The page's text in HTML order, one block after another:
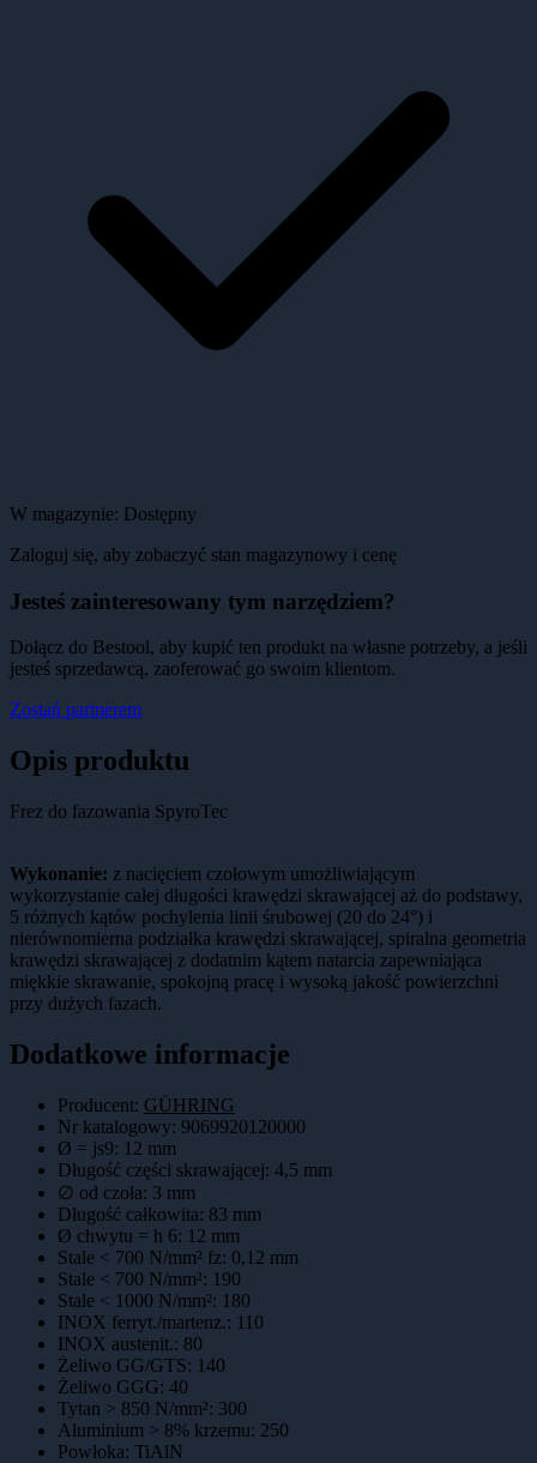
W magazynie: Dostępny
Zaloguj się, aby zobaczyć stan magazynowy i cenę
Jesteś zainteresowany tym narzędziem?
Dołącz do Bestool, aby kupić ten produkt na własne potrzeby, a jeśli
jesteś sprzedawcą, zaoferować go swoim klientom.
Zostań partnerem
Opis produktu
Frez do fazowania SpyroTec
Wykonanie: z nacięciem czołowym umożliwiającym
wykorzystanie całej długości krawędzi skrawającej aż do podstawy,
5 różnych kątów pochylenia linii śrubowej (20 do 24°) i
nierównomierna podziałka krawędzi skrawającej, spiralna geometria
krawędzi skrawającej z dodatnim kątem natarcia zapewniająca
miękkie skrawanie, spokojną pracę i wysoką jakość powierzchni
przy dużych fazach.
Dodatkowe informacje
Producent: GÜHRING
Nr katalogowy: 9069920120000
Ø = js9: 12 mm
Długość części skrawającej: 4,5 mm
∅ od czoła: 3 mm
Długość całkowita: 83 mm
Ø chwytu = h 6: 12 mm
Stale < 700 N/mm² fz: 0,12 mm
Stale < 700 N/mm²: 190
Stale < 1000 N/mm²: 180
INOX ferryt./martenz.: 110
INOX austenit.: 80
Żeliwo GG/GTS: 140
Żeliwo GGG: 40
Tytan > 850 N/mm²: 300
Aluminium > 8% krzemu: 250
Powłoka: TiAlN